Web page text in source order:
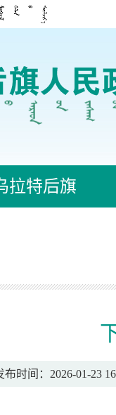
拉特后旗
布时间：2026-01-23